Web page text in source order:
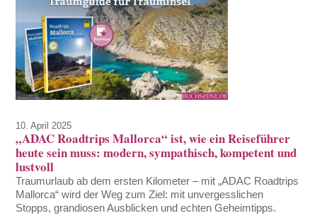
10. April 2025
„ADAC Roadtrips Mallorca“ ist, wie ein Reiseführer
heute sein muss: modern, sympathisch, kompetent und
lustvoll
Traumurlaub ab dem ersten Kilometer – mit „ADAC Roadtrips
Mallorca“ wird der Weg zum Ziel: mit unvergesslichen
Stopps, grandiosen Ausblicken und echten Geheimtipps.